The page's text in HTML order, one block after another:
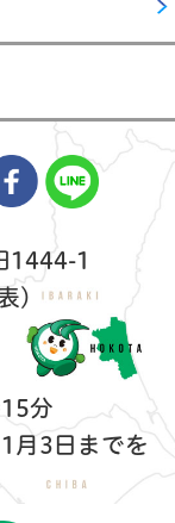
1444-1
)
分
月3日までを